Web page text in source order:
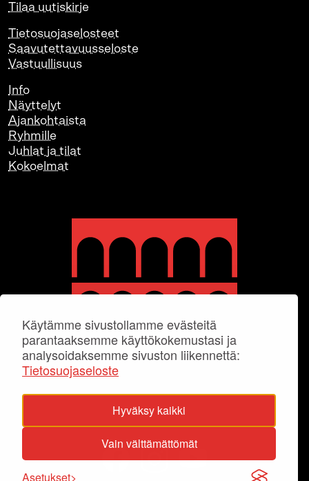
Käytämme sivustollamme evästeitä
parantaaksemme käyttökokemustasi ja
analysoidaksemme sivuston liikennettä:
Tietosuojaseloste
Hyväksy kaikki
Vain välttämättömät
Asetukset
Tilaa uutiskirje
Tietosuojaselosteet
Saavutettavuusseloste
Vastuullisuus
Info
Näyttelyt
Ajankohtaista
Ryhmille
Juhlat ja tilat
Kokoelmat